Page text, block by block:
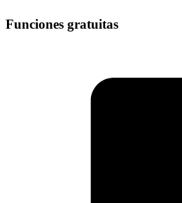
Funciones gratuitas